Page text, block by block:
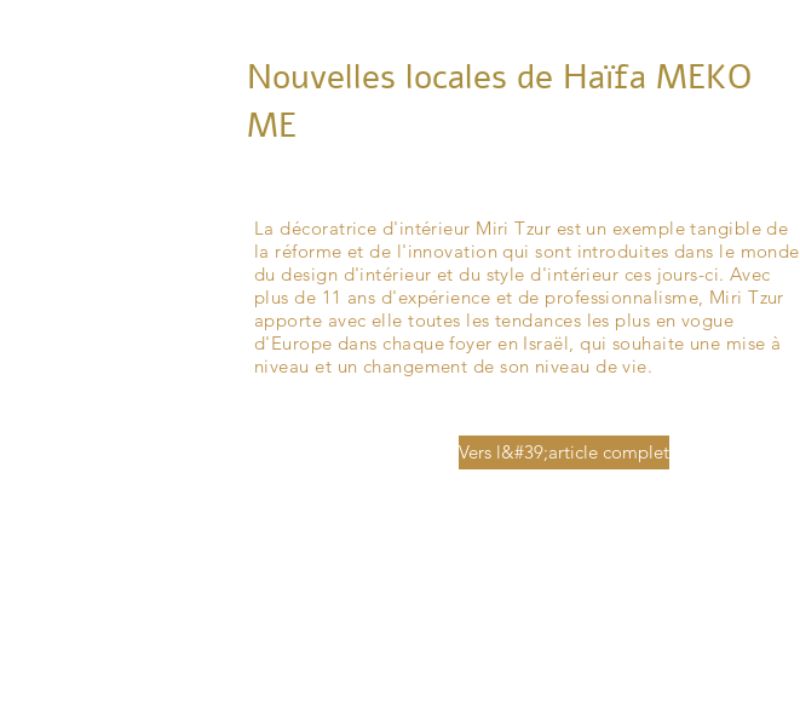
La décoratrice d'intérieur Miri Tzur est un exemple tangible de
la réforme et de l'innovation qui sont introduites dans le monde
du design d'intérieur et du style d'intérieur ces jours-ci. Avec
plus de 11 ans d'expérience et de professionnalisme, Miri Tzur
apporte avec elle toutes les tendances les plus en vogue
d'Europe dans chaque foyer en Israël, qui souhaite une mise à
niveau et un changement de son niveau de vie.
Nouvelles locales de Haïfa MEKO
ME
Vers l&#39;article complet